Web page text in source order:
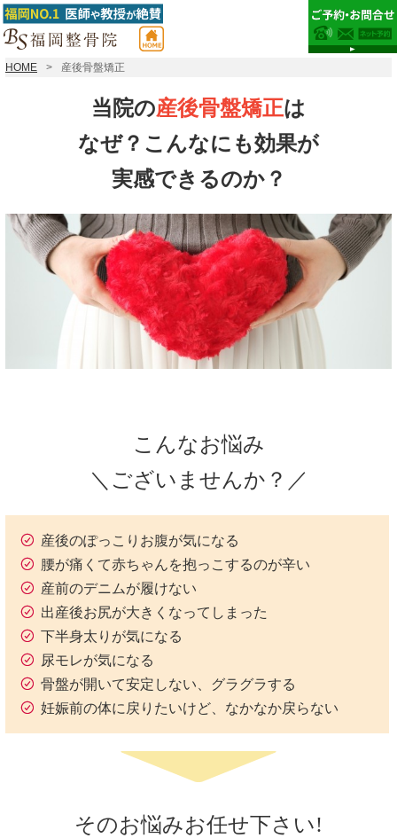
HOME 産後骨盤矯正
当院の産後骨盤矯正は
なぜ？こんなにも効果が
実感できるのか？
こんなお悩み
＼ございませんか？／
産後のぽっこりお腹が気になる
腰が痛くて赤ちゃんを抱っこするのが辛い
産前のデニムが履けない
出産後お尻が大きくなってしまった
下半身太りが気になる
尿モレが気になる
骨盤が開いて安定しない、グラグラする
妊娠前の体に戻りたいけど、なかなか戻らない
そのお悩みお任せ下さい!